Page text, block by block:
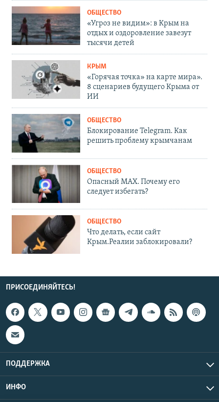
ОБЩЕСТВО
«Угроз не видим»: в Крым на
отдых и оздоровление завезут
тысячи детей
КРЫМ
«Горячая точка» на карте мира».
8 сценариев будущего Крыма от
ИИ
ОБЩЕСТВО
Блокирование Telegram. Как
решить проблему крымчанам
ОБЩЕСТВО
Опасный MAX. Почему его
следует избегать?
ОБЩЕСТВО
Что делать, если сайт
Крым.Реалии заблокировали?
ПРИСОЕДИНЯЙТЕСЬ!
ПОДДЕРЖКА
ИНФО